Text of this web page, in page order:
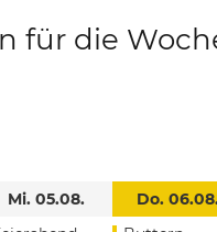
für die
Mi. 05.08.
Do.